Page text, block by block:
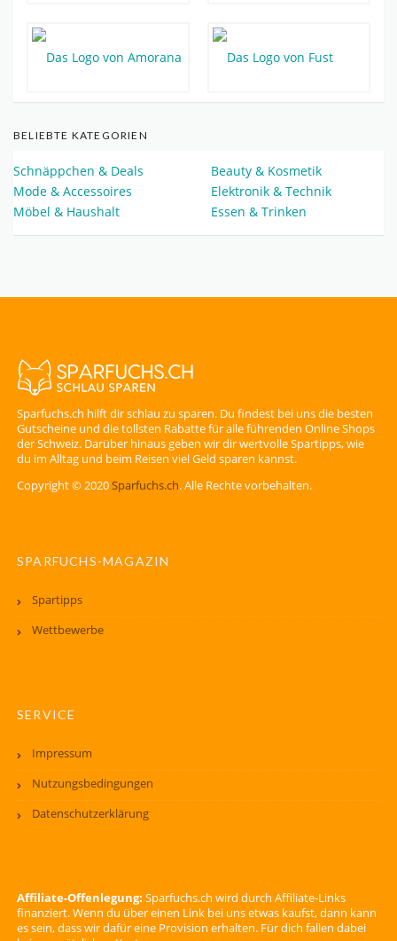
BELIEBTE KATEGORIEN
Schnäppchen & Deals
Beauty & Kosmetik
Mode & Accessoires
Elektronik & Technik
Möbel & Haushalt
Essen & Trinken
Sparfuchs.ch hilft dir schlau zu sparen. Du findest bei uns die besten
Gutscheine und die tollsten Rabatte für alle führenden Online Shops
der Schweiz. Darüber hinaus geben wir dir wertvolle Spartipps, wie
du im Alltag und beim Reisen viel Geld sparen kannst.
Copyright © 2020Sparfuchs.ch. Alle Rechte vorbehalten.
SPARFUCHS-MAGAZIN
Spartipps
Wettbewerbe
SERVICE
Impressum
Nutzungsbedingungen
Datenschutzerklärung
Affiliate-Offenlegung: Sparfuchs.ch wird durch Affiliate-Links
finanziert. Wenn du über einen Link bei uns etwas kaufst, dann kann
es sein, dass wir dafür eine Provision erhalten. Für dich fallen dabei